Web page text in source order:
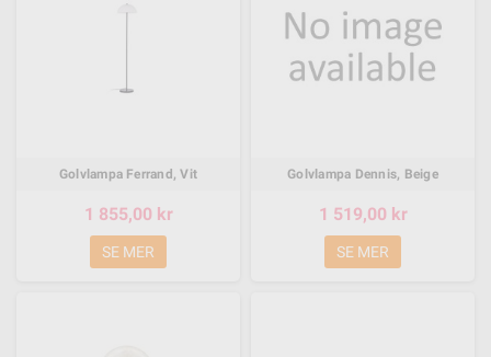
Golvlampa Ferrand, Vit
1 855,00 kr
SE MER
Golvlampa Dennis, Beige
1 519,00 kr
SE MER